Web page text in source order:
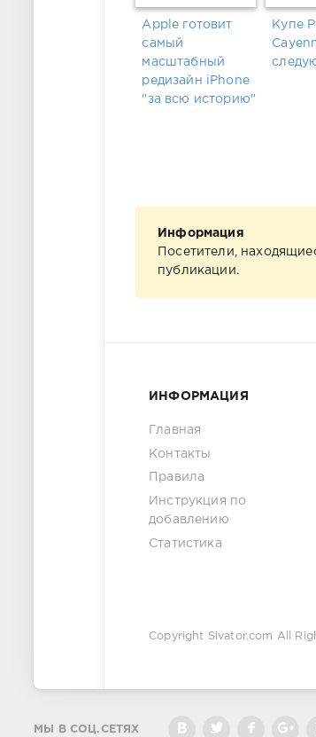
Apple готовит
самый
масштабный
редизайн iPhone
"за всю историю"
Купе
Информация
Посетители,
публикации.
ИНФОРМАЦИЯ
Главная
Контакты
Правила
Инструкция по
добавлению
Статистика
Copyright Sivator.com All
МЫ В СОЦ.СЕТЯХ